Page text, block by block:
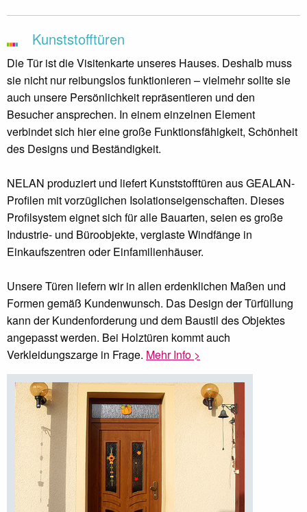
Kunststofftüren
Die Tür ist die Visitenkarte unseres Hauses. Deshalb muss
sie nicht nur reibungslos funktionieren – vielmehr sollte sie
auch unsere Persönlichkeit repräsentieren und den
Besucher ansprechen. In einem einzelnen Element
verbindet sich hier eine große Funktionsfähigkeit, Schönheit
des Designs und Beständigkeit.
NELAN produziert und liefert Kunststofftüren aus GEALAN-
Profilen mit vorzüglichen Isolationseigenschaften. Dieses
Profilsystem eignet sich für alle Bauarten, seien es große
Industrie- und Büroobjekte, verglaste Windfänge in
Einkaufszentren oder Einfamilienhäuser.
Unsere Türen liefern wir in allen erdenklichen Maßen und
Formen gemäß Kundenwunsch. Das Design der Türfüllung
kann der Kundenforderung und dem Baustil des Objektes
angepasst werden. Bei Holztüren kommt auch
Verkleidungszarge in Frage. Mehr Info >